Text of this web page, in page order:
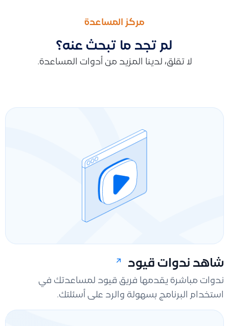
مركز المساعدة
لم تجد ما تبحث عنه؟
لا تقلق، لدينا المزيد من أدوات المساعدة.
شاهد ندوات قيود
ندوات مباشرة يقدمها فريق قيود لمساعدتك في
استخدام البرنامج بسهولة والرد على أسئلتك.